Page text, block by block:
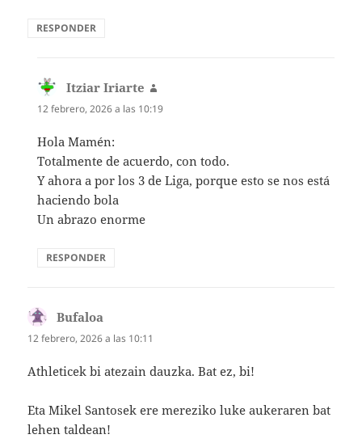
RESPONDER
Itziar Iriarte
12 febrero, 2026 a las 10:19
Hola Mamén:
Totalmente de acuerdo, con todo.
Y ahora a por los 3 de Liga, porque esto se nos está
haciendo bola
Un abrazo enorme
RESPONDER
Bufaloa
12 febrero, 2026 a las 10:11
Athleticek bi atezain dauzka. Bat ez, bi!
Eta Mikel Santosek ere mereziko luke aukeraren bat
lehen taldean!